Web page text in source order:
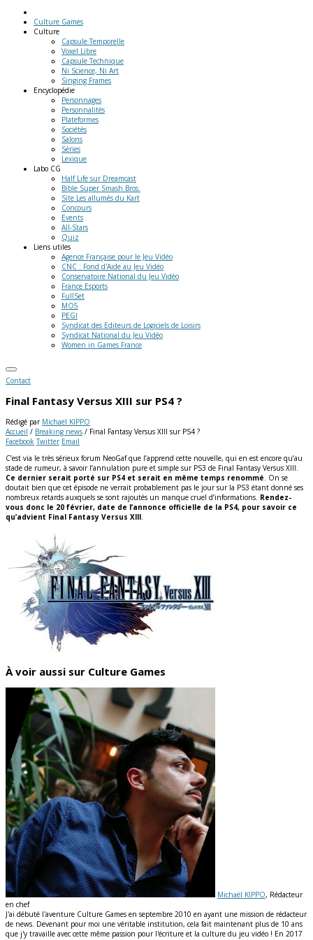
Culture Games
Culture
Capsule Temporelle
Voxel Libre
Capsule Technique
Ni Science, Ni Art
Singing Frames
Encyclopédie
Personnages
Personnalités
Plateformes
Sociétés
Salons
Séries
Lexique
Labo CG
Half Life sur Dreamcast
Bible Super Smash Bros.
Site Les allumés du Kart
Concours
Events
All-Stars
Quiz
Liens utiles
Agence Française pour le Jeu Vidéo
CNC : Fond d'Aide au Jeu Vidéo
Conservatoire National du Jeu Vidéo
France Esports
FullSet
MO5
PEGI
Syndicat des Editeurs de Logiciels de Loisirs
Syndicat National du Jeu Vidéo
Women in Games France
Contact
Final Fantasy Versus XIII sur PS4 ?
Rédigé par Michaël KIPPO
Accueil / Breaking news / Final Fantasy Versus XIII sur PS4 ?
Facebook Twitter Email
C’est via le très sérieux forum NeoGaf que l’apprend cette nouvelle, qui en est encore qu’au
stade de rumeur, à savoir l’annulation pure et simple sur PS3 de Final Fantasy Versus XIII.
Ce dernier serait porté sur PS4 et serait en même temps renommé. On se
doutait bien que cet épisode ne verrait probablement pas le jour sur la PS3 étant donné ses
nombreux retards auxquels se sont rajoutés un manque cruel d’informations. Rendez-
vous donc le 20 février, date de l’annonce officielle de la PS4, pour savoir ce
qu’advient Final Fantasy Versus XIII.
À voir aussi sur Culture Games
Michaël KIPPO, Rédacteur
en chef
J'ai débuté l'aventure Culture Games en septembre 2010 en ayant une mission de rédacteur
de news. Devenant pour moi une véritable institution, cela fait maintenant plus de 10 ans
que j'y travaille avec cette même passion pour l'écriture et la culture du jeu vidéo ! En 2017